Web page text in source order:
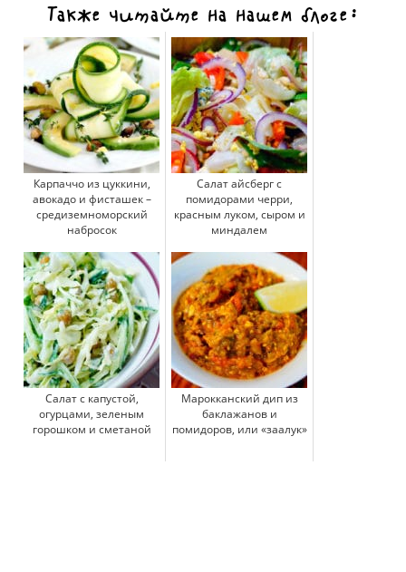
Также читайте на нашем блоге:
Карпаччо из цуккини,
авокадо и фисташек –
средиземноморский
набросок
Салат айсберг с
помидорами черри,
красным луком, сыром и
миндалем
Салат с капустой,
огурцами, зеленым
горошком и сметаной
Марокканский дип из
баклажанов и
помидоров, или «заалук»